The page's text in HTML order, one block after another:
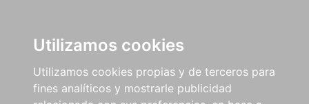
Utilizamos cookies
Utilizamos cookies propias y de terceros para
fines analíticos y mostrarle publicidad